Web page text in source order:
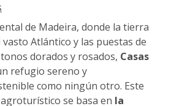
de Madeira, donde la tierra
Atlántico y las puestas de
dorados y rosados, Casas
refugio sereno y
como ningún otro. Este
se basa en la